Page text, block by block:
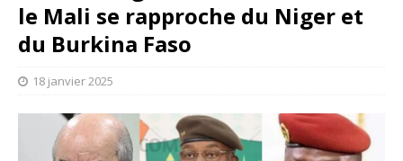
le Mali se rapproche du Niger et
du Burkina Faso
18 janvier 2025